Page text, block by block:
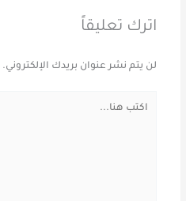
اترك تعليقاً
لن يتم نشر عنوان بريدك الإلكتروني.